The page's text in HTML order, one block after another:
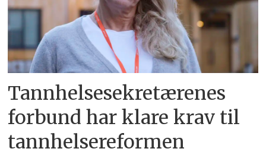
Tannhelsesekretærenes
forbund har klare krav til
tannhelsereformen